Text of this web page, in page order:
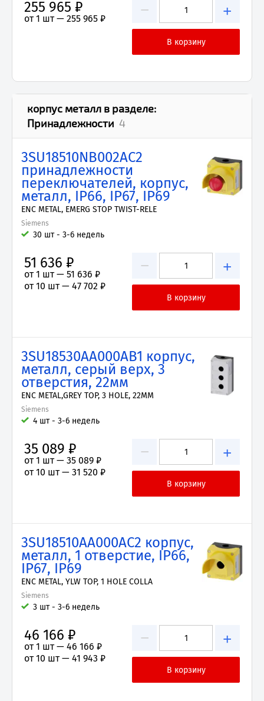
− +
255 965 ₽
от 1 шт — 255 965 ₽
корпус металл в разделе:
Принадлежности 4
3SU18510NB002AC2
принадлежности
переключателей, корпус,
металл, IP66, IP67, IP69
ENC METAL, EMERG STOP TWIST-RELE
Siemens
30 шт - 3-6 недель
− +
51 636 ₽
от 1 шт — 51 636 ₽
от 10 шт — 47 702 ₽
3SU18530AA000AB1 корпус,
металл, серый верх, 3
отверстия, 22мм
ENC METAL,GREY TOP, 3 HOLE, 22MM
Siemens
4 шт - 3-6 недель
− +
35 089 ₽
от 1 шт — 35 089 ₽
от 10 шт — 31 520 ₽
3SU18510AA000AC2 корпус,
металл, 1 отверстие, IP66,
IP67, IP69
ENC METAL, YLW TOP, 1 HOLE COLLA
Siemens
3 шт - 3-6 недель
− +
46 166 ₽
от 1 шт — 46 166 ₽
от 10 шт — 41 943 ₽